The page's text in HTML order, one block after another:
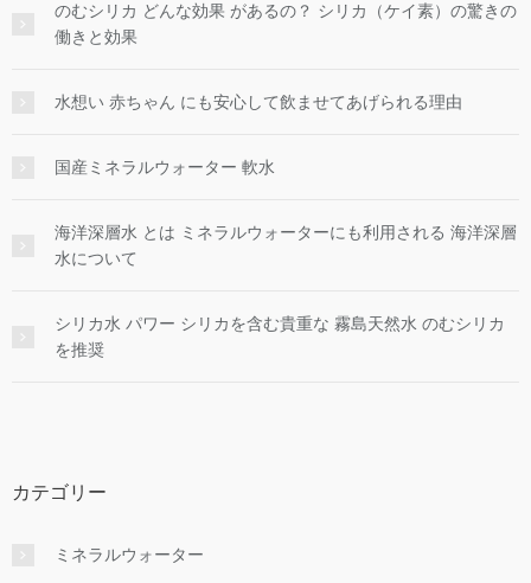
のむシリカ どんな効果 があるの？ シリカ（ケイ素）の驚きの
働きと効果
水想い 赤ちゃん にも安心して飲ませてあげられる理由
国産ミネラルウォーター 軟水
海洋深層水 とは ミネラルウォーターにも利用される 海洋深層
水について
シリカ水 パワー シリカを含む貴重な 霧島天然水 のむシリカ
を推奨
カテゴリー
ミネラルウォーター